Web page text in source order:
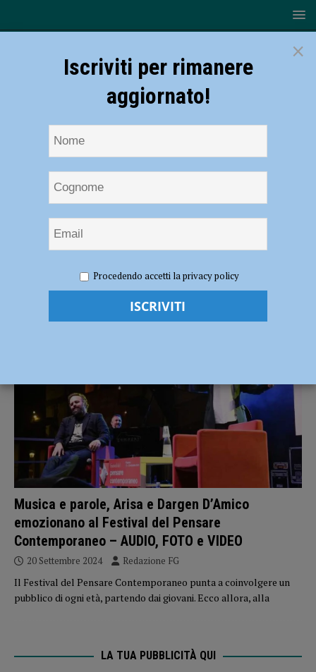
Musica e parole, Arisa e Dargen D’Amico
emozionano al Festival del Pensare
Contemporaneo – AUDIO, FOTO e VIDEO
20 Settembre 2024 Redazione FG
Il Festival del Pensare Contemporaneo punta a coinvolgere un
pubblico di ogni età, partendo dai giovani. Ecco allora, alla
LA TUA PUBBLICITÀ QUI
×
Iscriviti per rimanere
aggiornato!
Procedendo accetti la privacy policy